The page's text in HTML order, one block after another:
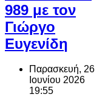
989 με τον
Γιώργο
Ευγενίδη
Παρασκευή, 26
Ιουνίου 2026
19:55